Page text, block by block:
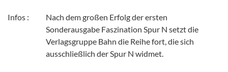
Infos :
Nach dem großen Erfolg der ersten
Sonderausgabe Faszination Spur N setzt die
Verlagsgruppe Bahn die Reihe fort, die sich
ausschließlich der Spur N widmet.